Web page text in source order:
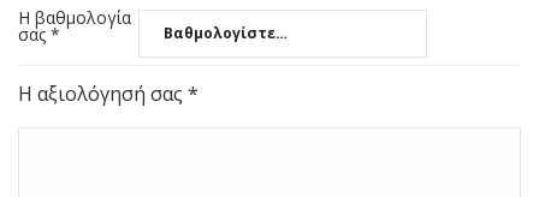
Η βαθμολογία
σας *
Η αξιολόγησή σας *